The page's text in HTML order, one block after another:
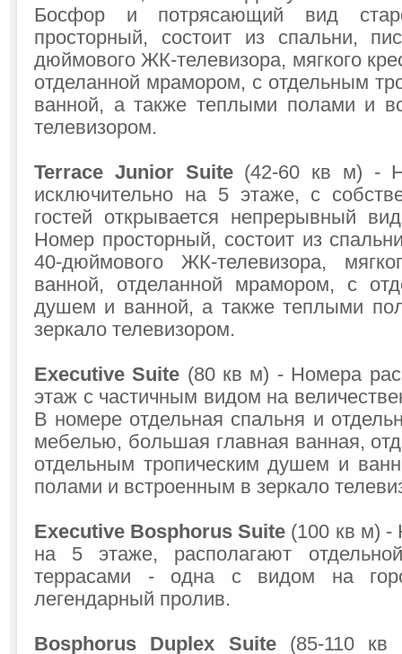
Босфор и потрясающий вид
просторный, состоит из спальни,
дюймового ЖК-телевизора, мягкого
отделанной мрамором, с отдельным
ванной, а также теплыми полами и
телевизором.
Terrace Junior Suite(42-60 кв м) -
исключительно на 5 этаже, с
гостей открывается непрерывный
Номер просторный, состоит из
40-дюймового ЖК-телевизора,
ванной, отделанной мрамором, с
душем и ванной, а также теплыми
зеркало телевизором.
Executive Suite (80 кв м) - Номера
этаж с частичным видом на
В номере отдельная спальня и
мебелью, большая главная ванная,
отдельным тропическим душем и
полами и встроенным в зеркало
Executive Bosphorus Suite (100 кв м)
на 5 этаже, располагают
террасами - одна с видом на
легендарный пролив.
Bosphorus Duplex Suite (85-110